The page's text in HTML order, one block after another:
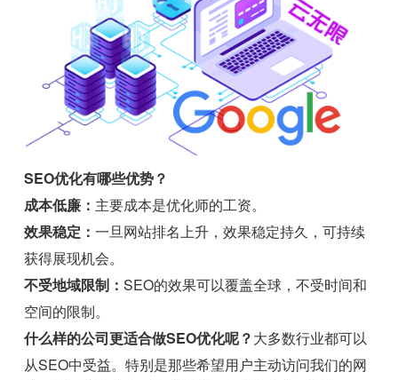
SEO优化有哪些优势？
成本低廉： 主要成本是优化师的工资。
效果稳定：一旦网站排名上升，效果稳定持久，可持续
获得展现机会。
不受地域限制：SEO的效果可以覆盖全球，不受时间和
空间的限制。
什么样的公司更适合做SEO优化呢？大多数行业都可以
从SEO中受益。特别是那些希望用户主动访问我们的网